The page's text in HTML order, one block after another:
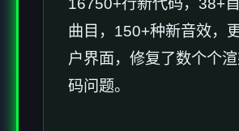
16750+行新代码，38+
曲目，150+种新音效，
户界面，修复了数个个
码问题。